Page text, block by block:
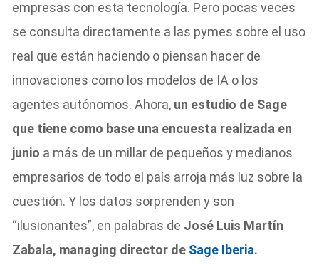
empresas con esta tecnología. Pero pocas veces
se consulta directamente a las pymes sobre el uso
real que están haciendo o piensan hacer de
innovaciones como los modelos de IA o los
agentes autónomos. Ahora, un estudio de Sage
que tiene como base una encuesta realizada en
junio a más de un millar de pequeños y medianos
empresarios de todo el país arroja más luz sobre la
cuestión. Y los datos sorprenden y son
“ilusionantes”, en palabras de José Luis Martín
Zabala, managing director de Sage Iberia.